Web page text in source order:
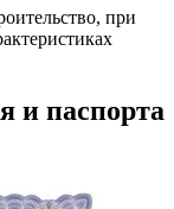
при
и паспорта